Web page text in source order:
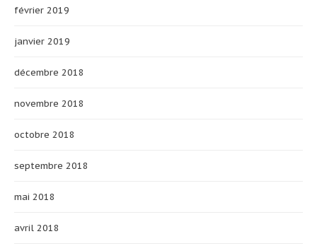
février 2019
janvier 2019
décembre 2018
novembre 2018
octobre 2018
septembre 2018
mai 2018
avril 2018